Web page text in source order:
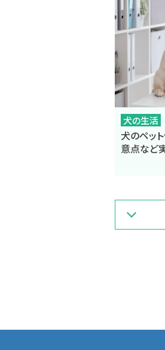
犬の生活
犬のペッ
意点など